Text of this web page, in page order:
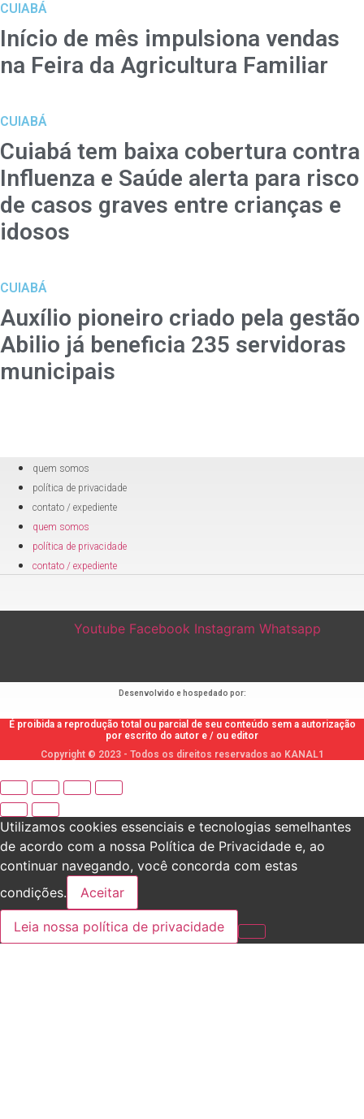
CUIABÁ
Início de mês impulsiona vendas
na Feira da Agricultura Familiar
CUIABÁ
Cuiabá tem baixa cobertura contra
Influenza e Saúde alerta para risco
de casos graves entre crianças e
idosos
CUIABÁ
Auxílio pioneiro criado pela gestão
Abilio já beneficia 235 servidoras
municipais
quem somos
política de privacidade
contato / expediente
quem somos
política de privacidade
contato / expediente
Youtube Facebook Instagram Whatsapp
Desenvolvido e hospedado por:
É proibida a reprodução total ou parcial de seu conteúdo sem a autorização
por escrito do autor e / ou editor
Copyright © 2023 - Todos os direitos reservados ao KANAL1
Utilizamos cookies essenciais e tecnologias semelhantes
de acordo com a nossa Política de Privacidade e, ao
continuar navegando, você concorda com estas
condições.
Aceitar
Leia nossa política de privacidade